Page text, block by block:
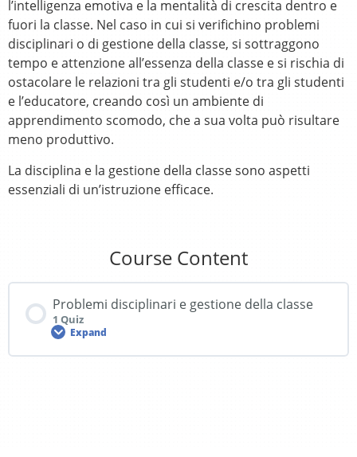
l’intelligenza emotiva e la mentalità di crescita dentro e
fuori la classe. Nel caso in cui si verifichino problemi
disciplinari o di gestione della classe, si sottraggono
tempo e attenzione all’essenza della classe e si rischia di
ostacolare le relazioni tra gli studenti e/o tra gli studenti
e l’educatore, creando così un ambiente di
apprendimento scomodo, che a sua volta può risultare
meno produttivo.
La disciplina e la gestione della classe sono aspetti
essenziali di un’istruzione efficace.
Course Content
Problemi disciplinari e gestione della classe
1 Quiz
Expand